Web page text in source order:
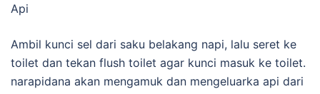
Api
Ambil kunci sel dari saku belakang napi, lalu seret ke
toilet dan tekan flush toilet agar kunci masuk ke toilet.
narapidana akan mengamuk dan mengeluarka api dari